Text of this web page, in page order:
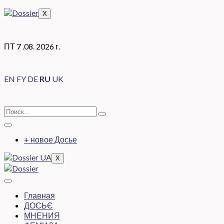
X
ПТ 7 .08. 2026 г.
EN FY DE RU UK
+ новое Досье
X
Главная
ДОСЬЄ
МНЕНИЯ